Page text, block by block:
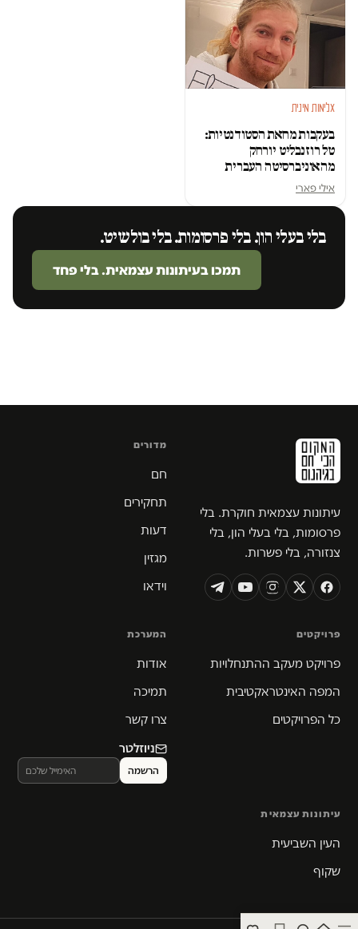
אלימות מינית
בעקבות מחאת הסטודנטיות:
טל רוזנבליט יורחק
מהאוניברסיטה העברית
אילי פארי
בלי בעלי הון. בלי פרסומות. בלי בולשיט.
תמכו בעיתונות עצמאית. בלי פחד
עיתונות עצמאית חוקרת. בלי
פרסומות, בלי בעלי הון, בלי
צנזורה, בלי פשרות.
מדורים
חם
תחקירים
דעות
מגזין
וידאו
פרויקטים
פרויקט מעקב ההתנחלויות
המפה האינטראקטיבית
כל הפרויקטים
המערכת
אודות
תמיכה
צרו קשר
ניוזלטר
עיתונות עצמאית
העין השביעית
שקוף